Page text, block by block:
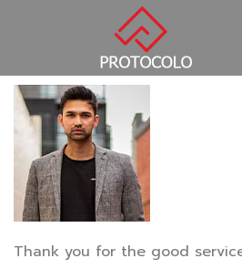
Thank you for the good